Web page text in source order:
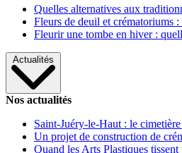
Quelles alternatives aux
Fleurs de deuil et crématoriums
Fleurir une tombe en hiver :
Actualités
Nos actualités
Saint-Juéry-le-Haut : le
Un projet de construction de
Quand les Arts Plastiques